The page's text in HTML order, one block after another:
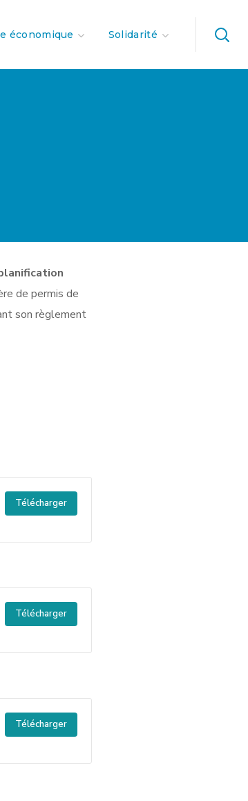
économique Solidarité
de permis de
son règlement
Télécharger
Télécharger
Télécharger